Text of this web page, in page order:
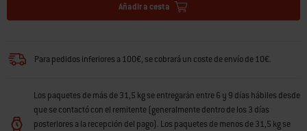
Añadir a cesta
Para pedidos inferiores a 100€, se cobrará un coste de envío de 10€.
Los paquetes de más de 31,5 kg se entregarán entre 6 y 9 días hábiles desde
que se contactó con el remitente (generalmente dentro de los 3 días
posteriores a la recepción del pago). Los paquetes de menos de 31,5 kg se